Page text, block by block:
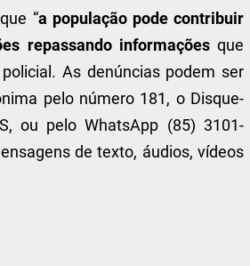
“a população pode contribuir
repassando informaçõesque
As denúncias podem ser
pelo número 181, o Disque-
ou pelo WhatsApp (85) 3101-
de texto, áudios, vídeos